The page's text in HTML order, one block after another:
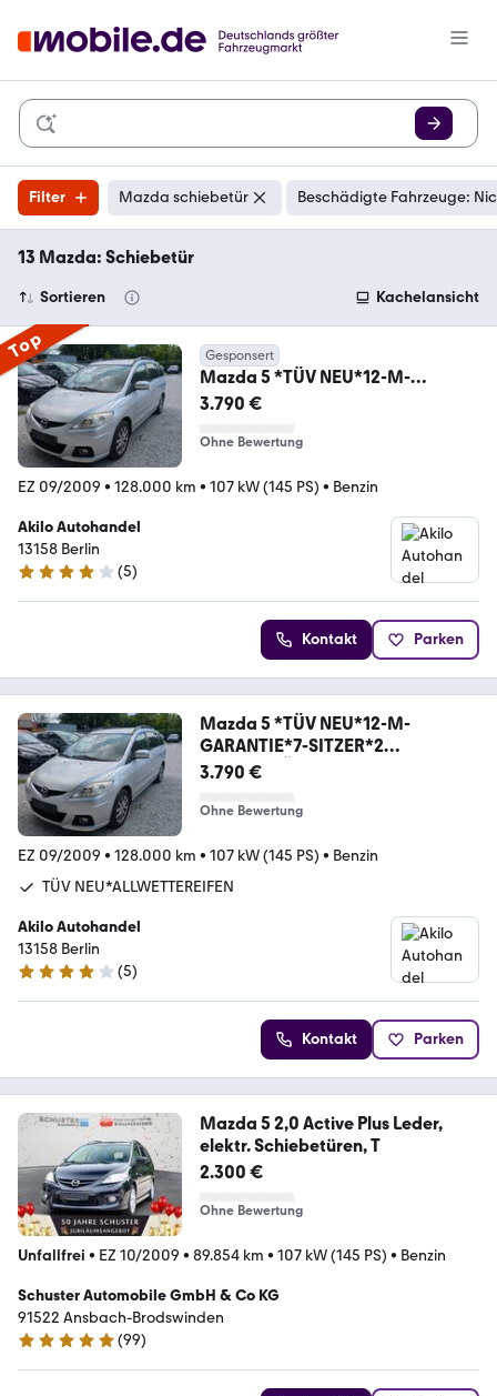
Filter Mazda schiebetür Beschädigte Fahrzeuge:
13 Mazda: Schiebetür
Sortieren Kachelansicht
Top Gesponsert
Mazda 5 *TÜV NEU*12-M-
GARANTIE*7-SITZER*2
3.790 €
Ohne Bewertung
EZ 09/2009 • 128.000 km • 107 kW (145 PS) • Benzin
Akilo Autohandel
13158 Berlin
3.9 Sterne
(5)
Kontakt Parken
Mazda 5 *TÜV NEU*12-M-
GARANTIE*7-SITZER*2
SCHIEBETÜR
3.790 €
Ohne Bewertung
EZ 09/2009 • 128.000 km • 107 kW (145 PS) • Benzin
TÜV NEU*ALLWETTEREIFEN
Akilo Autohandel
13158 Berlin
3.9 Sterne
(5)
Kontakt Parken
Mazda 5 2,0 Active Plus Leder,
elektr. Schiebetüren, T
2.300 €
Ohne Bewertung
Unfallfrei • EZ 10/2009 • 89.854 km • 107 kW (145 PS) • Benzin
Schuster Automobile GmbH & Co KG
91522 Ansbach-Brodswinden
4.8 Sterne
(99)